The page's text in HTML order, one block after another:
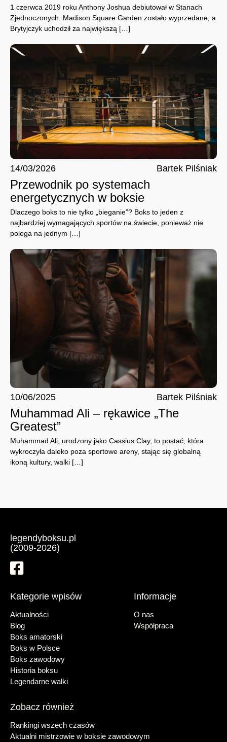
1 czerwca 2019 roku Anthony Joshua debiutował w Stanach
Zjednoczonych. Madison Square Garden zostało wyprzedane, a
Brytyjczyk uchodził za największą […]
14/03/2026 Bartek Pilśniak
Przewodnik po systemach
energetycznych w boksie
Dlaczego boks to nie tylko „bieganie”? Boks to jeden z
najbardziej wymagających sportów na świecie, ponieważ nie
polega na jednym […]
10/06/2025 Bartek Pilśniak
Muhammad Ali – rękawice „The
Greatest”
Muhammad Ali, urodzony jako Cassius Clay, to postać, która
wykroczyła daleko poza sportowe areny, stając się globalną
ikoną kultury, walki […]
legendyboksu.pl
(2009-2026)
Kategorie wpisów
Aktualności
Blog
Boks amatorski
Boks w Polsce
Boks zawodowy
Historia boksu
Legendarne walki
Informacje
O nas
Współpraca
Zobacz również
Rankingi wszech czasów
Aktualni mistrzowie w boksie zawodowym